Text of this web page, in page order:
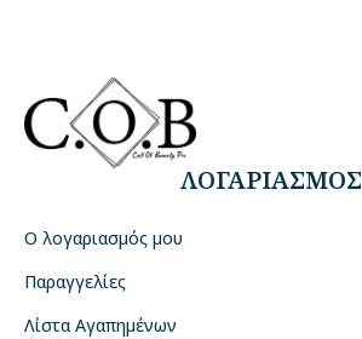
ΛΟΓΑΡΙΑΣΜΟΣ
Ο λογαριασμός μου
Παραγγελίες
Λίστα Αγαπημένων